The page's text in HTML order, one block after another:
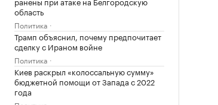
область
Политика
Трамп объяснил, почему предпочитает
сделку с Ираном войне
Политика
Киев раскрыл «колоссальную сумму»
бюджетной помощи от Запада с 2022
года